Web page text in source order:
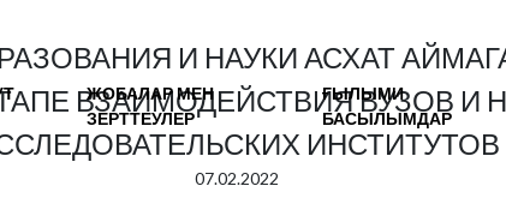
ЖОБАЛАР МЕН
ЗЕРТТЕУЛЕР
ҒЫЛЫМИ
БАСЫЛЫМДАР
И НАУКИ АСХАТ
ВЗАИМОДЕЙСТВИЯ ВУЗОВ И
ИНСТИТУТОВ
07.02.2022